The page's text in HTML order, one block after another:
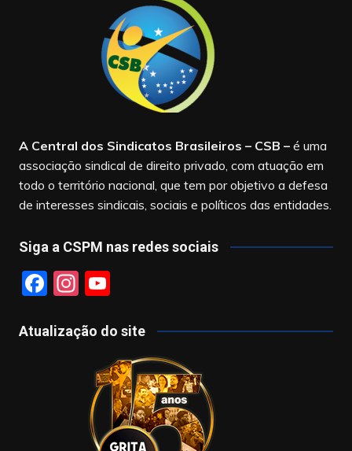
A Central dos Sindicatos Brasileiros – CSB –é uma
associação sindical de direito privado, com atuação em
todo o território nacional, que tem por objetivo a defesa
de interesses sindicais, sociais e políticos das entidades.
Siga a CSPM nas redes sociais
F
c
In
a
m
Y
u
T
u
b
e
Atualização do site